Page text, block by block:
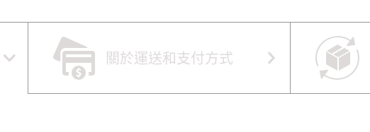
關於運送和支付方式